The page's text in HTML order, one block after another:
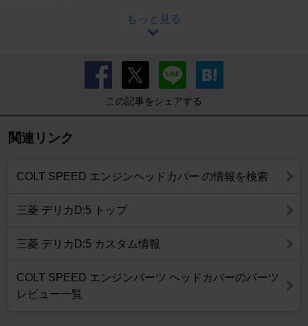
もっと見る
この記事をシェアする
関連リンク
COLT SPEED エンジンヘッドカバー の情報を検索
三菱 デリカD:5 トップ
三菱 デリカD:5 カスタム情報
COLT SPEED エンジンパーツ ヘッドカバーのパーツ
レビュー一覧